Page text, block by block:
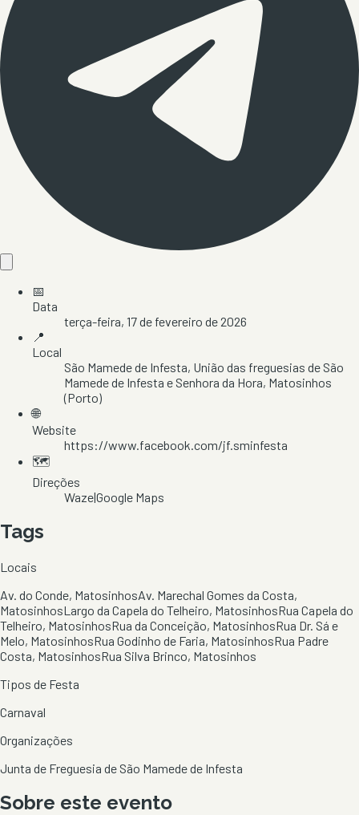
📅
Data
terça-feira, 17 de fevereiro de 2026
📍
Local
São Mamede de Infesta, União das freguesias de São
Mamede de Infesta e Senhora da Hora, Matosinhos
(Porto)
🌐
Website
https://www.facebook.com/jf.sminfesta
🗺️
Direções
Waze|Google Maps
Tags
Locais
Av. do Conde, MatosinhosAv. Marechal Gomes da Costa,
MatosinhosLargo da Capela do Telheiro, MatosinhosRua Capela do
Telheiro, MatosinhosRua da Conceição, MatosinhosRua Dr. Sá e
Melo, MatosinhosRua Godinho de Faria, MatosinhosRua Padre
Costa, MatosinhosRua Silva Brinco, Matosinhos
Tipos de Festa
Carnaval
Organizações
Junta de Freguesia de São Mamede de Infesta
Sobre este evento